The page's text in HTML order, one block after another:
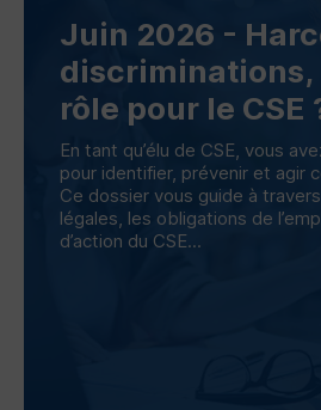
Juin 2026 -
discriminations,
rôle pour le CSE
En tant qu’élu de CSE, vous
pour identifier, prévenir et agir
Ce dossier vous guide à
légales, les obligations de
d’action du CSE...